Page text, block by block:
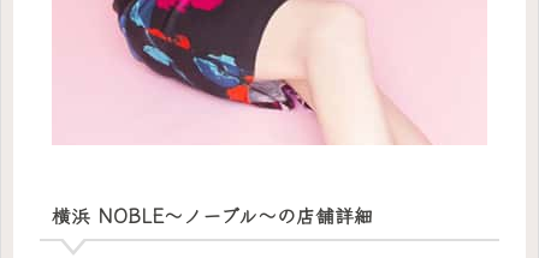
横浜 NOBLE～ノーブル～の店舗詳細